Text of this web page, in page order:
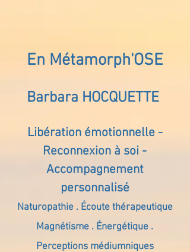
En Métamorph'OSE
Barbara HOCQUETTE
Libération émotionnelle -
Reconnexion à soi -
Accompagnement
personnalisé
Naturopathie . Écoute thérapeutique
Magnétisme . Énergétique .
Perceptions médiumniques